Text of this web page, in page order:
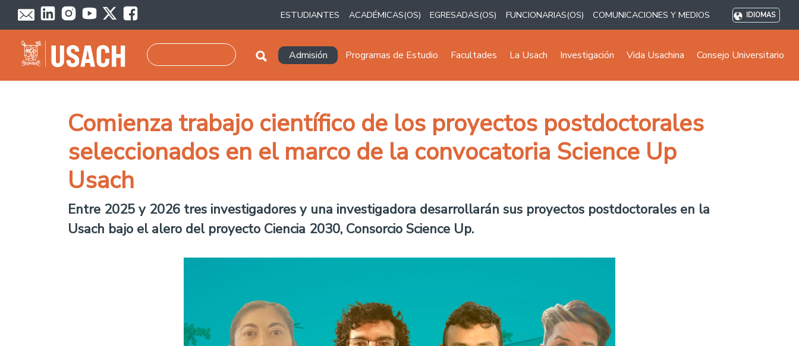
Pasar al contenido principal
ESTUDIANTES ACADÉMICAS(OS) EGRESADAS(OS) FUNCIONARIAS(OS) COMUNICACIONES Y MEDIOS IDIOMAS
Navegación principal
Admisión Programas de Estudio Facultades La Usach Investigación Vida Usachina Consejo Universitario
Comienza trabajo científico de los proyectos postdoctorales
seleccionados en el marco de la convocatoria Science Up
Usach
Entre 2025 y 2026 tres investigadores y una investigadora desarrollarán sus proyectos postdoctorales en la
Usach bajo el alero del proyecto Ciencia 2030, Consorcio Science Up.